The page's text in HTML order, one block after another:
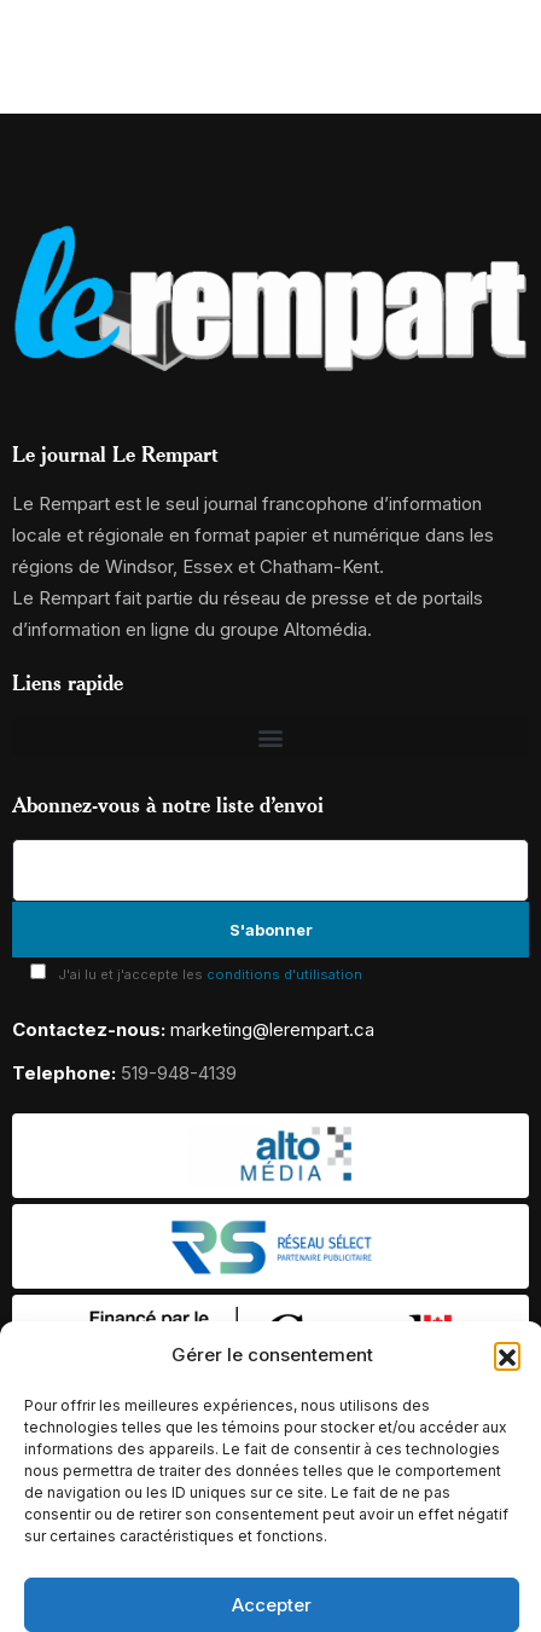
Gérer le consentement
Pour offrir les meilleures expériences, nous utilisons des
technologies telles que les témoins pour stocker et/ou accéder aux
informations des appareils. Le fait de consentir à ces technologies
nous permettra de traiter des données telles que le comportement
de navigation ou les ID uniques sur ce site. Le fait de ne pas
consentir ou de retirer son consentement peut avoir un effet négatif
sur certaines caractéristiques et fonctions.
Accepter
Le journal Le Rempart
Le Rempart est le seul journal francophone d’information
locale et régionale en format papier et numérique dans les
régions de Windsor, Essex et Chatham-Kent.
Le Rempart fait partie du réseau de presse et de portails
d’information en ligne du groupe Altomédia.
Liens rapide
Abonnez-vous à notre liste d’envoi
J'ai lu et j'accepte les conditions d'utilisation
Contactez-nous: marketing@lerempart.ca
Telephone: 519-948-4139
© Copyright 2026 – Altomédia Inc |